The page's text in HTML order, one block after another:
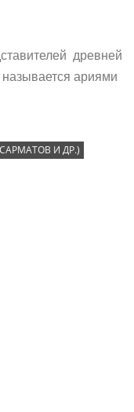
древней
называется ариями
И ДР.)